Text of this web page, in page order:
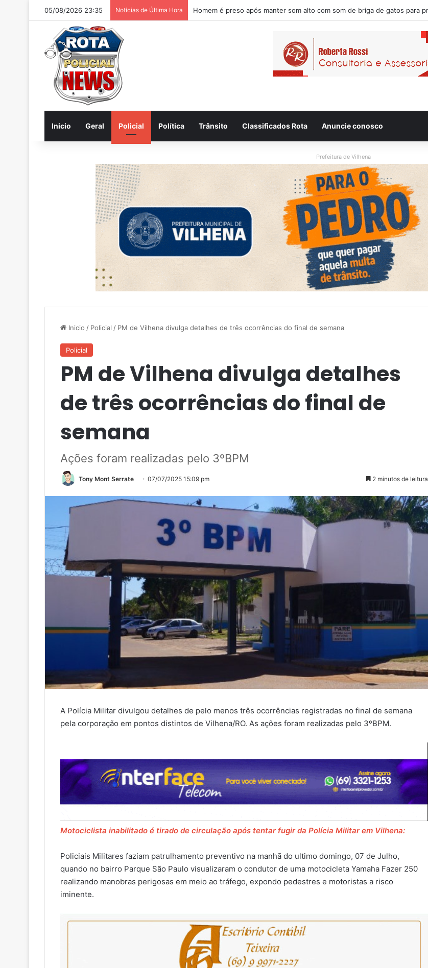
05/08/2026 23:35 Notícias de Última Hora
Inicio Geral Policial Política Trânsito Classificados Rota Anuncie conosco
Prefeitura de Vilhena
Inicio / Policial / PM de Vilhena divulga detalhes de três ocorrências do final de semana
Policial
PM de Vilhena divulga detalhes
de três ocorrências do final de
semana
Ações foram realizadas pelo 3ºBPM
Tony Mont Serrate 07/07/2025 15:09 pm 2 minutos de leitura
A Polícia Militar divulgou detalhes de pelo menos três ocorrências registradas no final de semana
pela corporação em pontos distintos de Vilhena/RO. As ações foram realizadas pelo 3ºBPM.
Motociclista inabilitado é tirado de circulação após tentar fugir da Polícia Militar em Vilhena:
Policiais Militares faziam patrulhamento preventivo na manhã do ultimo domingo, 07 de Julho,
quando no bairro Parque São Paulo visualizaram o condutor de uma motocicleta Yamaha Fazer 250
realizando manobras perigosas em meio ao tráfego, expondo pedestres e motoristas a risco
iminente.